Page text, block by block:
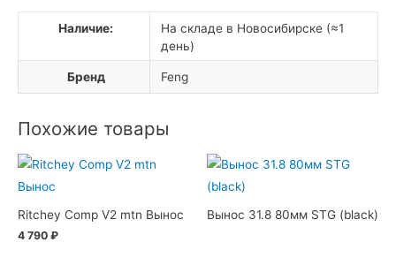
Наличие:
На складе в Новосибирске (≈1
день)
Бренд Feng
Похожие товары
Ritchey Comp V2 mtn Вынос
4 790 ₽
Вынос 31.8 80мм STG (black)